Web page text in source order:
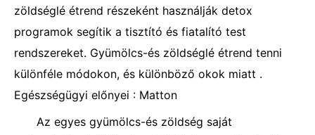
zöldséglé étrend részeként használják detox
programok segítik a tisztító és fiatalító test
rendszereket. Gyümölcs-és zöldséglé étrend tenni
különféle módokon, és különböző okok miatt .
Egészségügyi előnyei : Matton
Az egyes gyümölcs-és zöldség saját